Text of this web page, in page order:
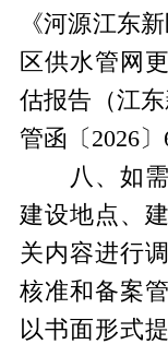
《河源江东
区供水管网
估报告（江东
管函〔 2026〕
八、如需
建设地点、
关内容进行
核准和备案
以书面形式